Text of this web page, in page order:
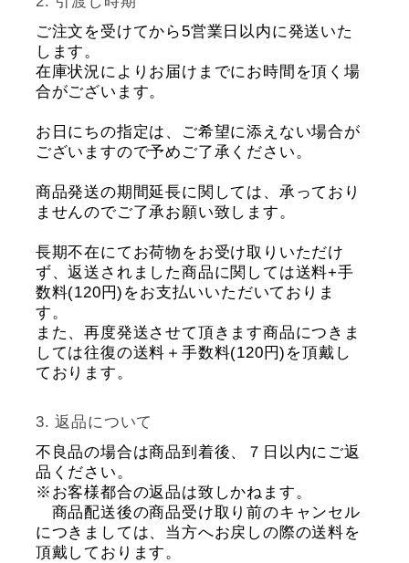
ご注文を受けてから5営業日以内に発送いた
します。
在庫状況によりお届けまでにお時間を頂く場
合がございます。
お日にちの指定は、ご希望に添えない場合が
ございますので予めご了承ください。
商品発送の期間延長に関しては、承っており
ませんのでご了承お願い致します。
長期不在にてお荷物をお受け取りいただけ
ず、返送されました商品に関しては送料+手
数料(120円)をお支払いいただいておりま
す。
また、再度発送させて頂きます商品につきま
しては往復の送料＋手数料(120円)を頂戴し
ております。
返品について
不良品の場合は商品到着後、７日以内にご返
品ください。
※お客様都合の返品は致しかねます。
商品配送後の商品受け取り前のキャンセル
につきましては、当方へお戻しの際の送料を
頂戴しております。